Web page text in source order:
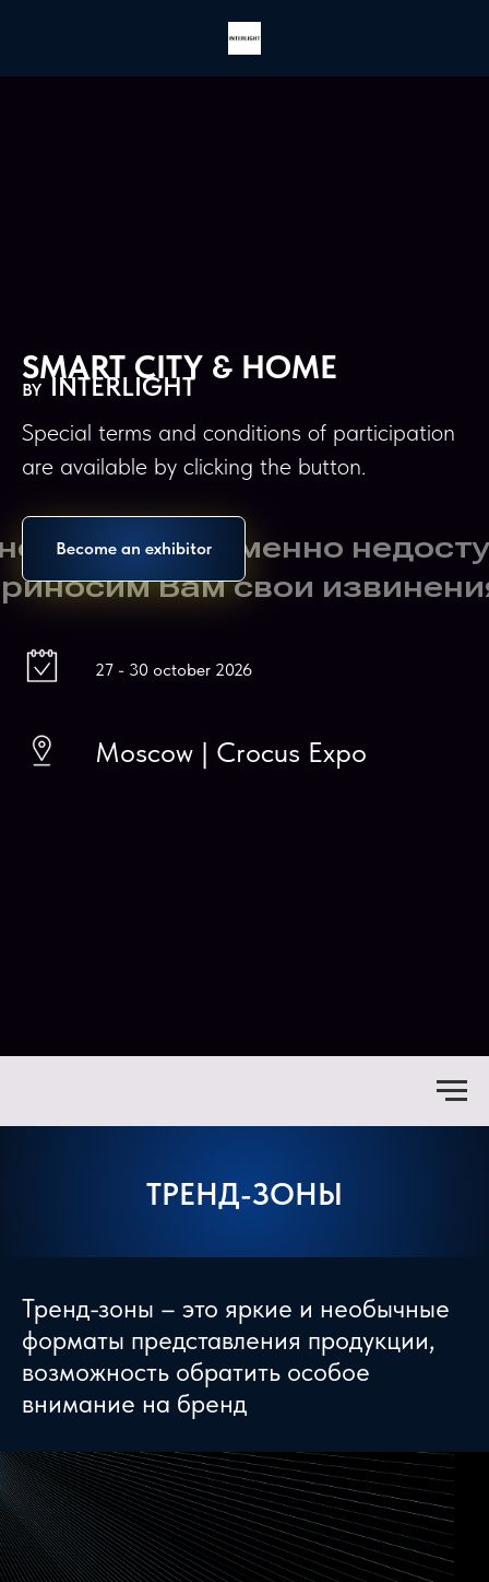
SMART CITY & HOME
BY INTERLIGHT
Special terms and conditions of participation
are available by clicking the button.
Become an exhibitor
27 - 30 october 2026
Moscow | Crocus Expo
ТРЕНД-ЗОНЫ
Тренд-зоны – это яркие и необычные
форматы представления продукции,
возможность обратить особое
внимание на бренд